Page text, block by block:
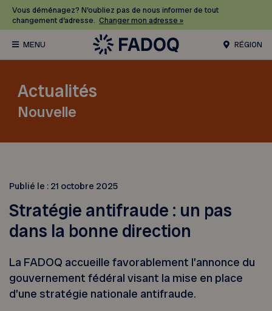
Vous déménagez? N’oubliez pas de nous informer de tout
changement d’adresse. Changer mon adresse »
RÉGION
Actualités
Nouvelle
Publié le : 21 octobre 2025
Stratégie antifraude : un pas
dans la bonne direction
La FADOQ accueille favorablement l’annonce du
gouvernement fédéral visant la mise en place
d’une stratégie nationale antifraude.